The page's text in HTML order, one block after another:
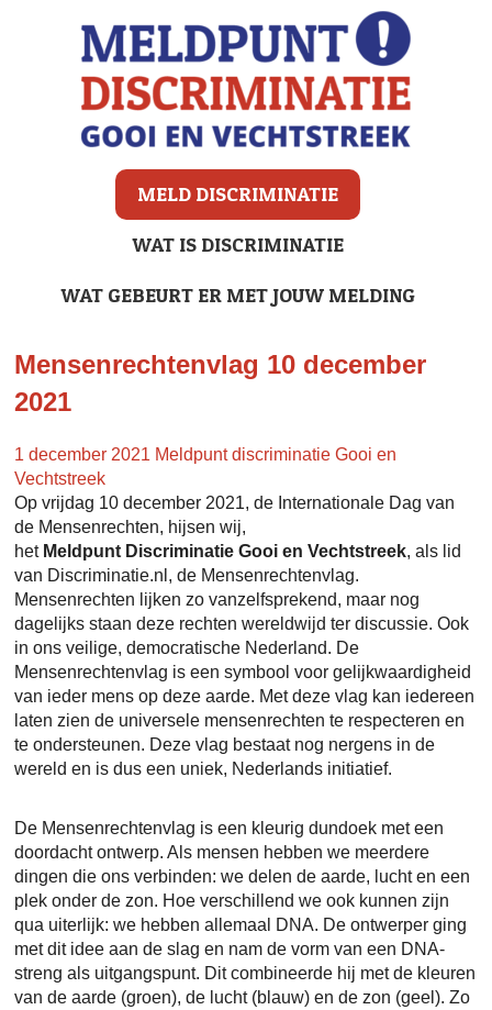
MELD DISCRIMINATIE
WAT IS DISCRIMINATIE
WAT GEBEURT ER MET JOUW MELDING
Mensenrechtenvlag 10 december
2021
1 december 2021 Meldpunt discriminatie Gooi en
Vechtstreek
Op vrijdag 10 december 2021, de Internationale Dag van
de Mensenrechten, hijsen wij,
het Meldpunt Discriminatie Gooi en Vechtstreek, als lid
van Discriminatie.nl, de Mensenrechtenvlag.
Mensenrechten lijken zo vanzelfsprekend, maar nog
dagelijks staan deze rechten wereldwijd ter discussie. Ook
in ons veilige, democratische Nederland. De
Mensenrechtenvlag is een symbool voor gelijkwaardigheid
van ieder mens op deze aarde. Met deze vlag kan iedereen
laten zien de universele mensenrechten te respecteren en
te ondersteunen. Deze vlag bestaat nog nergens in de
wereld en is dus een uniek, Nederlands initiatief.
De Mensenrechtenvlag is een kleurig dundoek met een
doordacht ontwerp. Als mensen hebben we meerdere
dingen die ons verbinden: we delen de aarde, lucht en een
plek onder de zon. Hoe verschillend we ook kunnen zijn
qua uiterlijk: we hebben allemaal DNA. De ontwerper ging
met dit idee aan de slag en nam de vorm van een DNA-
streng als uitgangspunt. Dit combineerde hij met de kleuren
van de aarde (groen), de lucht (blauw) en de zon (geel). Zo